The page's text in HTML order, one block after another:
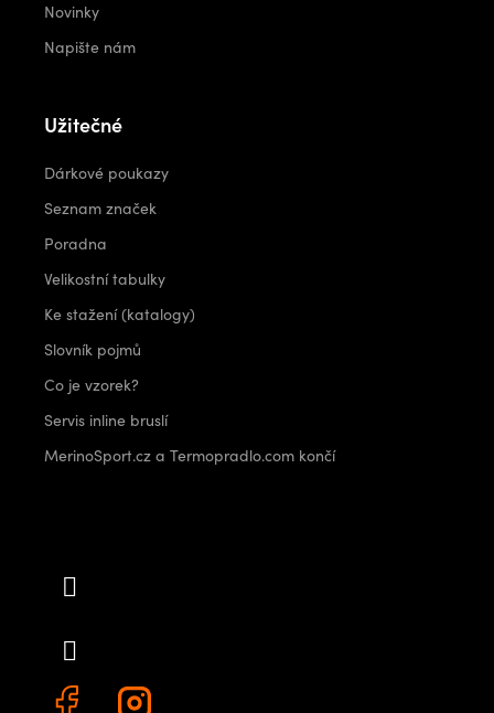
Novinky
Napište nám
Užitečné
Dárkové poukazy
Seznam značek
Poradna
Velikostní tabulky
Ke stažení (katalogy)
Slovník pojmů
Co je vzorek?
Servis inline bruslí
MerinoSport.cz a Termopradlo.com končí